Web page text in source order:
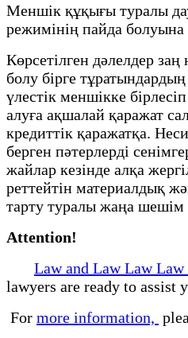
Меншік құқығы туралы
режимінің пайда болуына
Көрсетілген дәлелдер
болу бірге
үлестік меншікке
алуға ақшалай қаражат
кредиттік қаражатқа.
берген пәтерлерді
жайлар кезінде алқа
реттейтін материалдық
тарту туралы жаңа
Attention!
Law and Law Law Law
lawyers are ready to assist
For more information,